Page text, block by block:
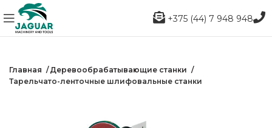
+375 (44) 7 948 948
Главная
Деревообрабатывающие станки
Тарельчато-ленточные шлифовальные станки